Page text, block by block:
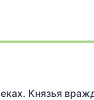
Князья